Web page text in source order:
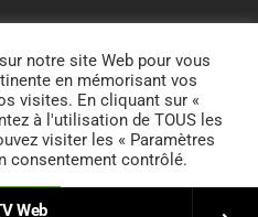
Web
notre site Web pour vous
en mémorisant vos
visites. En cliquant sur «
à l'utilisation de TOUS les
visiter les « Paramètres
consentement contrôlé.